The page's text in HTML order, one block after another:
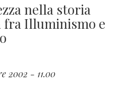
nella storia
fra Illuminismo e
2002 - 11.00